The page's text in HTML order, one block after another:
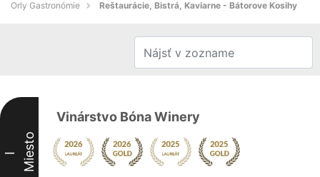
Orly Gastronómie Reštaurácie, Bistrá, Kaviarne - Bátorove Kosihy
I Miesto
Vinárstvo Bóna Winery